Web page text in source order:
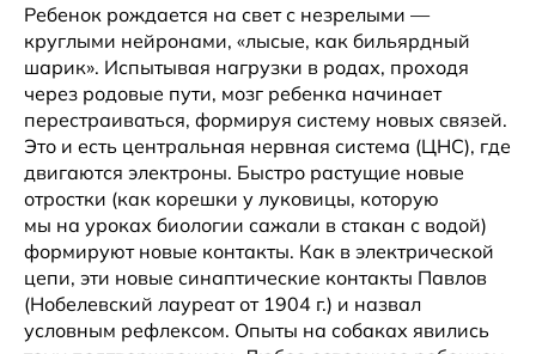
Ребенок рождается на свет с незрелыми —
круглыми нейронами, «лысые, как бильярдный
шарик». Испытывая нагрузки в родах, проходя
через родовые пути, мозг ребенка начинает
перестраиваться, формируя систему новых связей.
Это и есть центральная нервная система (ЦНС), где
двигаются электроны. Быстро растущие новые
отростки (как корешки у луковицы, которую
мы на уроках биологии сажали в стакан с водой)
формируют новые контакты. Как в электрической
цепи, эти новые синаптические контакты Павлов
(Нобелевский лауреат от 1904 г.) и назвал
условным рефлексом. Опыты на собаках явились